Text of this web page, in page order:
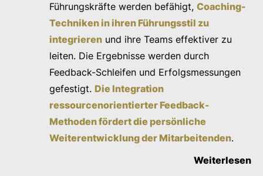
Führungskräfte werden befähigt,Coaching-
Techniken in ihren Führungsstil zu
integrieren und ihre Teams effektiver zu
leiten. Die Ergebnisse werden durch
Feedback-Schleifen und Erfolgsmessungen
gefestigt. Die Integration
ressourcenorientierter Feedback-
Methoden fördert die persönliche
Weiterentwicklung der Mitarbeitenden.
Weiterlesen